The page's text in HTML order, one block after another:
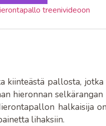
treenivideoon
pallosta, jotka
hieronnan
halkaisija
lihaksiin.